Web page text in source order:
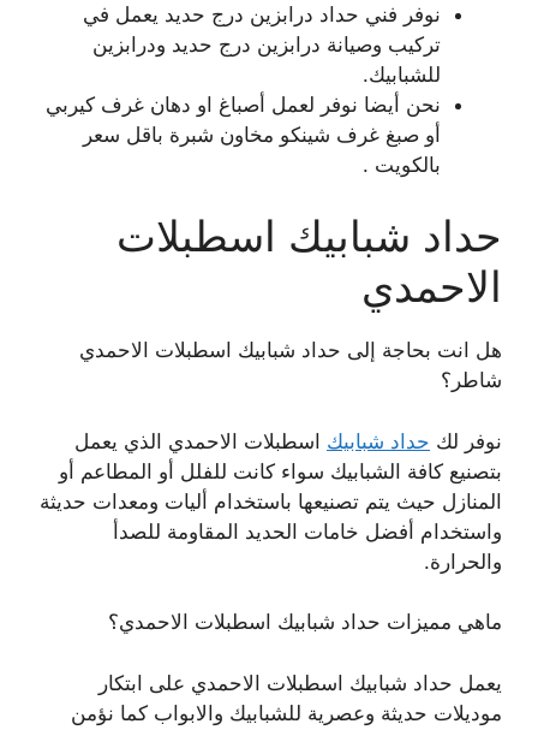
نوفر فني حداد درابزين درج حديد يعمل في
تركيب وصيانة درابزين درج حديد ودرابزين
للشبابيك.
نحن أيضا نوفر لعمل أصباغ او دهان غرف كيربي
أو صبغ غرف شينكو مخاون شبرة باقل سعر
بالكويت .
حداد شبابيك اسطبلات
الاحمدي
هل انت بحاجة إلى حداد شبابيك اسطبلات الاحمدي
شاطر؟
نوفر لك حداد شبابيك اسطبلات الاحمدي الذي يعمل
بتصنيع كافة الشبابيك سواء كانت للفلل أو المطاعم أو
المنازل حيث يتم تصنيعها باستخدام أليات ومعدات حديثة
واستخدام أفضل خامات الحديد المقاومة للصدأ
والحرارة.
ماهي مميزات حداد شبابيك اسطبلات الاحمدي؟
يعمل حداد شبابيك اسطبلات الاحمدي على ابتكار
موديلات حديثة وعصرية للشبابيك والابواب كما نؤمن